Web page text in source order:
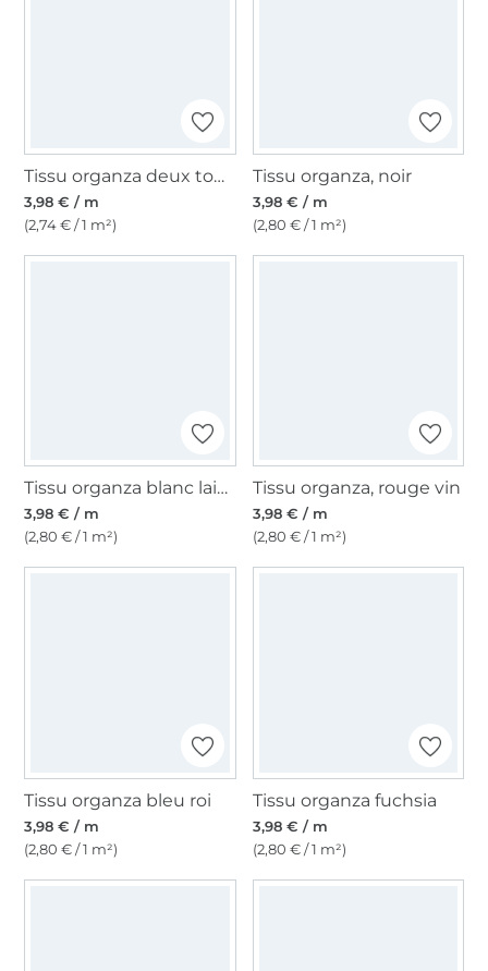
Tissu organza deux tons, marine-noir
3,98 € / m
(2,74 € / 1 m²)
Tissu organza, noir
3,98 € / m
(2,80 € / 1 m²)
Tissu organza blanc laine
3,98 € / m
(2,80 € / 1 m²)
Tissu organza, rouge vin
3,98 € / m
(2,80 € / 1 m²)
Tissu organza bleu roi
3,98 € / m
(2,80 € / 1 m²)
Tissu organza fuchsia
3,98 € / m
(2,80 € / 1 m²)